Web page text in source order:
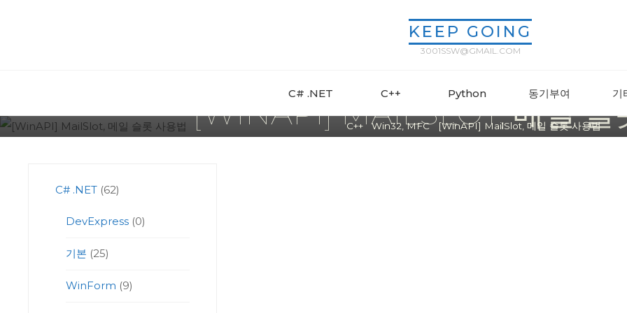
KEEP GOING
3001SSW@GMAIL.COM
C# .NET C++ Python 동기부여 기
[WINAPI] MAILSLOT, 메일 슬
Home
C++ Win32, MFC [WinAPI] MailSlot, 메일 슬롯 사용법
C# .NET(62)
DevExpress(0)
기본 (25)
WinForm (9)